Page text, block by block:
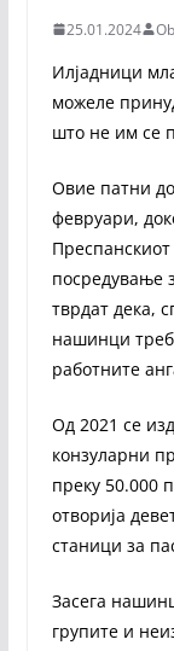
25.01.2024
Илјадници
можеле
што не им се
Овие патни
февруари,
посредување
тврдат дека,
нашинци
работните
Од 2021 се
конзуларни
преку 50.000
отворија
станици за
Засега
групите и